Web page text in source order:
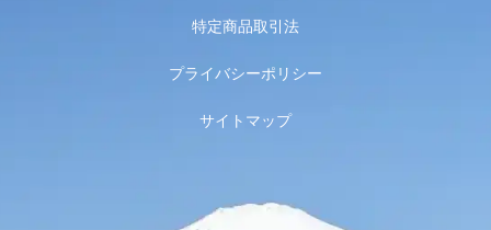
特定商品取引法
プライバシーポリシー
サイトマップ